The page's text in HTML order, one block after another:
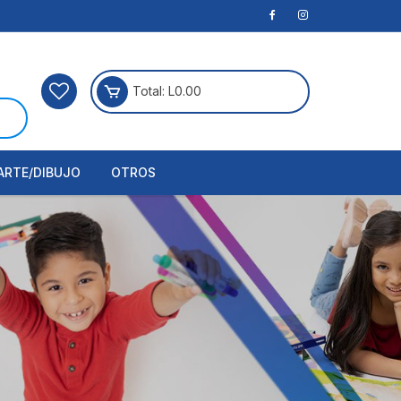
Total: L0.00
DIBUJO
Para Manualidades
de Dibujo
OTROS